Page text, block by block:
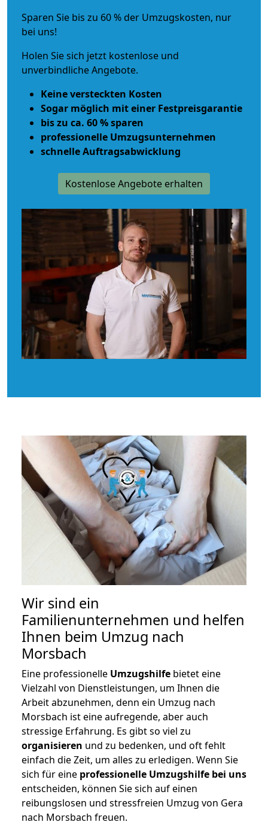
Sparen Sie bis zu 60 % der Umzugskosten, nur
bei uns!
Holen Sie sich jetzt kostenlose und
unverbindliche Angebote.
Keine versteckten Kosten
Sogar möglich mit einer Festpreisgarantie
bis zu ca. 60 % sparen
professionelle Umzugsunternehmen
schnelle Auftragsabwicklung
Kostenlose Angebote erhalten
Wir sind ein
Familienunternehmen und helfen
Ihnen beim Umzug nach
Morsbach
Eine professionelle Umzugshilfe bietet eine
Vielzahl von Dienstleistungen, um Ihnen die
Arbeit abzunehmen, denn ein Umzug nach
Morsbach ist eine aufregende, aber auch
stressige Erfahrung. Es gibt so viel zu
organisieren und zu bedenken, und oft fehlt
einfach die Zeit, um alles zu erledigen. Wenn Sie
sich für eine professionelle Umzugshilfe bei uns
entscheiden, können Sie sich auf einen
reibungslosen und stressfreien Umzug von Gera
nach Morsbach freuen.